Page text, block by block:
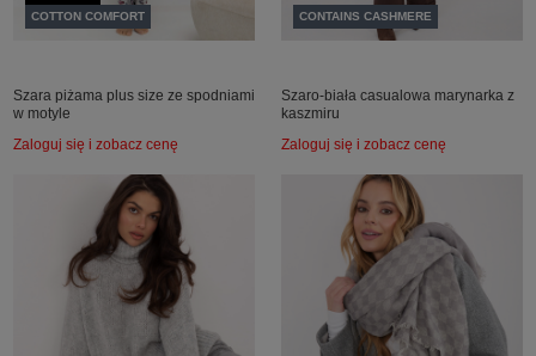
COTTON COMFORT
Szara piżama plus size ze spodniami
w motyle
Zaloguj się i zobacz cenę
CONTAINS CASHMERE
Szaro-biała casualowa marynarka z
kaszmiru
Zaloguj się i zobacz cenę